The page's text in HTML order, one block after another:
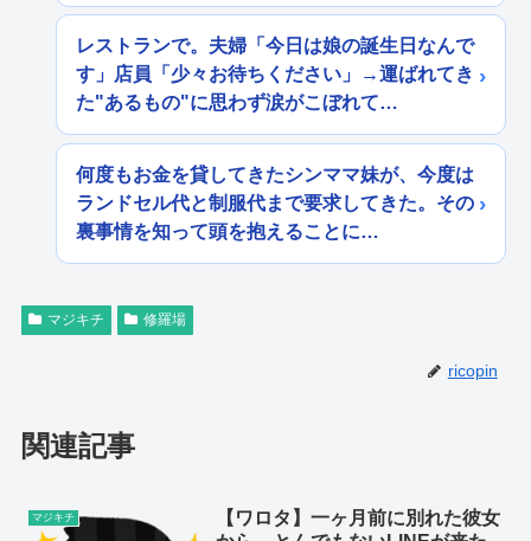
レストランで。夫婦「今日は娘の誕生日なんで
す」店員「少々お待ちください」→運ばれてき
た"あるもの"に思わず涙がこぼれて…
何度もお金を貸してきたシンママ妹が、今度は
ランドセル代と制服代まで要求してきた。その
裏事情を知って頭を抱えることに…
マジキチ 修羅場
ricopin
関連記事
マジキチ
【ワロタ】一ヶ月前に別れた彼女